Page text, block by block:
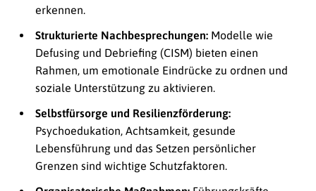
erkennen.
Strukturierte Nachbesprechungen: Modelle wie
Defusing und Debriefing (CISM) bieten einen
Rahmen, um emotionale Eindrücke zu ordnen und
soziale Unterstützung zu aktivieren.
Selbstfürsorge und Resilienzförderung:
Psychoedukation, Achtsamkeit, gesunde
Lebensführung und das Setzen persönlicher
Grenzen sind wichtige Schutzfaktoren.